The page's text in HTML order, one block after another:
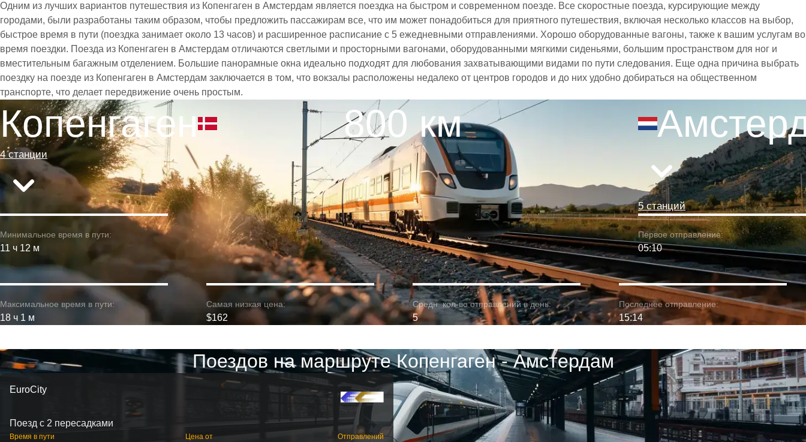
Одним из лучших вариантов путешествия из Копенгаген в Амстердам является поездка на быстром и современном поезде. Все скоростные поезда, курсирующие между
городами, были разработаны таким образом, чтобы предложить пассажирам все, что им может понадобиться для приятного путешествия, включая несколько классов на выбор,
быстрое время в пути (поездка занимает около 13 часов) и расширенное расписание с 5 ежедневными отправлениями. Хорошо оборудованные вагоны, также к вашим услугам во
время поездки. Поезда из Копенгаген в Амстердам отличаются светлыми и просторными вагонами, оборудованными мягкими сиденьями, большим пространством для ног и
вместительным багажным отделением. Большие панорамные окна идеально подходят для любования захватывающими видами по пути следования. Еще одна причина выбрать
поездку на поезде из Копенгаген в Амстердам заключается в том, что вокзалы расположены недалеко от центров городов и до них удобно добираться на общественном
транспорте, что делает передвижение очень простым.
Копенгаген
4 станции
800 км
5 станций
Минимальное время в пути:
11 ч 12 м
Первое отправление:
05:10
Максимальное время в пути:
18 ч 1 м
Самая низкая цена:
$162
Средн. кол-во отправлений в день:
5
Последнее отправление:
15:14
Поездов на маршруте Копенгаген - Амстердам
EuroCity
Поезд с 2 пересадками
Время в пути Цена от Отправлений